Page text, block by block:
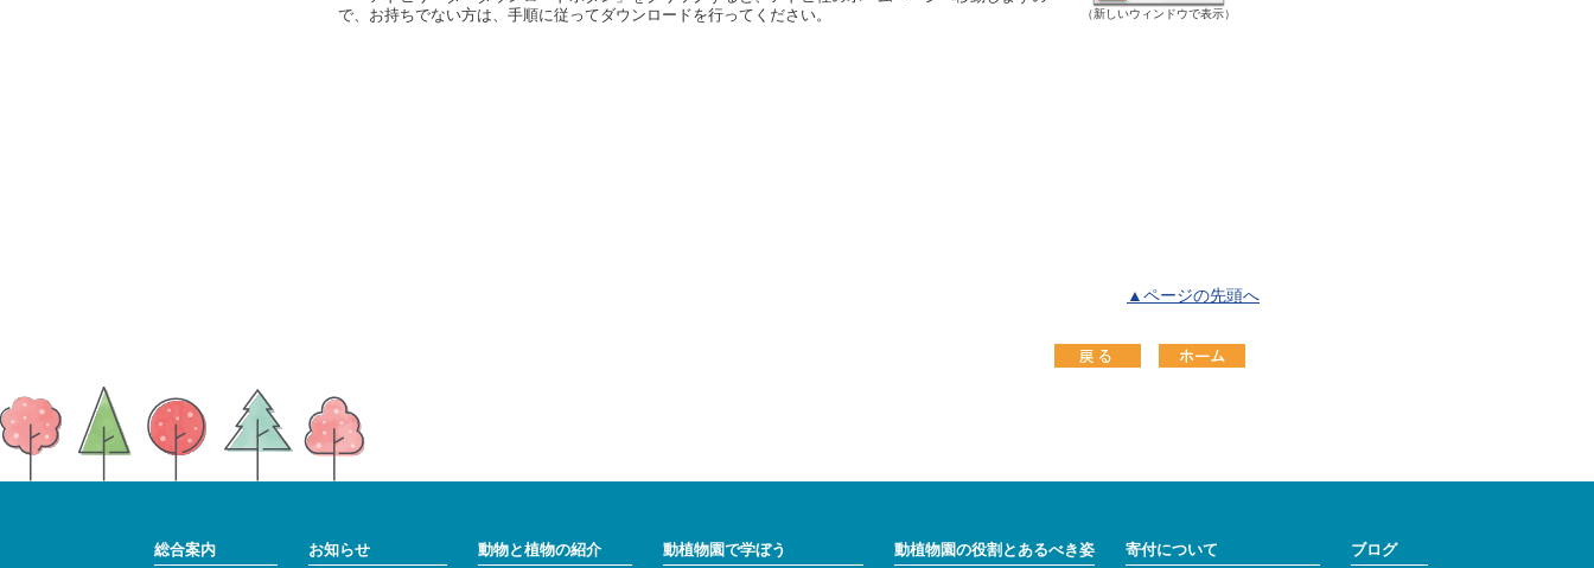
で、お持ちでない方は、手順に従ってダウンロードを行ってください。
（新しいウィンドウで表示）
▲ページの先頭へ
総合案内 お知らせ 動物と植物の紹介 動植物園で学ぼう 動植物園の役割とあるべき姿 寄付について ブログ